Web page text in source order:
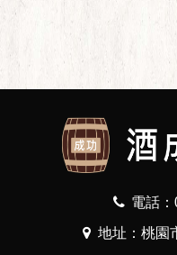
電話
地址：桃園